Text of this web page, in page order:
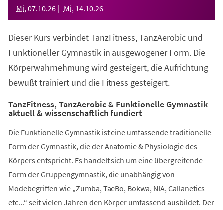
Mi, 07.10.26 Mi, 14.10.26
Dieser Kurs verbindet TanzFitness, TanzAerobic und
Funktioneller Gymnastik in ausgewogener Form. Die
Körperwahrnehmung wird gesteigert, die Aufrichtung
bewußt trainiert und die Fitness gesteigert.
TanzFitness, TanzAerobic & Funktionelle Gymnastik-
aktuell & wissenschaftlich fundiert
Die Funktionelle Gymnastik ist eine umfassende traditionelle
Form der Gymnastik, die der Anatomie & Physiologie des
Körpers entspricht. Es handelt sich um eine übergreifende
Form der Gruppengymnastik, die unabhängig von
Modebegriffen wie „Zumba, TaeBo, Bokwa, NIA, Callanetics
etc...“ seit vielen Jahren den Körper umfassend ausbildet. Der